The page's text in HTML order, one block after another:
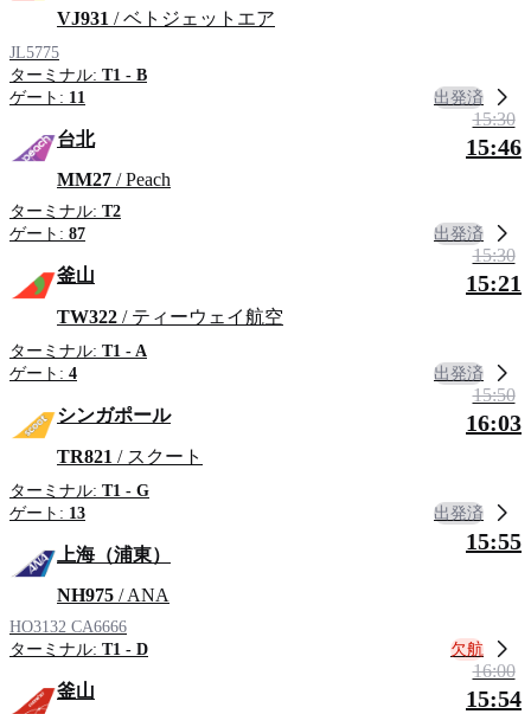
VJ931 / ベトジェットエア
JL5775
ターミナル: T1 - B
ゲート: 11 出発済
台北
MM27 / Peach
ターミナル: T2
ゲート: 87
15:30
15:46
出発済
釜山
TW322 / ティーウェイ航空
ターミナル: T1 - A
ゲート: 4
15:30
15:21
出発済
シンガポール
TR821 / スクート
ターミナル: T1 - G
ゲート: 13
15:50
16:03
出発済
上海（浦東）
NH975 / ANA
HO3132 CA6666
ターミナル: T1 - D
15:55
欠航
釜山
16:00
15:54